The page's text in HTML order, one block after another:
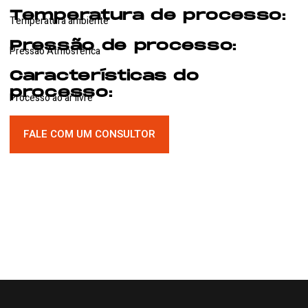
Temperatura de processo:
Temperatura ambiente
Pressão de processo:
Pressão Atmosférica
Características do
processo:
Processo ao ar livre
FALE COM UM CONSULTOR